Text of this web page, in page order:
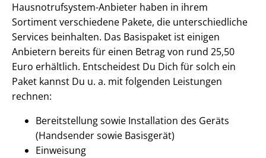
Hausnotrufsystem-Anbieter haben in ihrem
Sortiment verschiedene Pakete, die unterschiedliche
Services beinhalten. Das Basispaket ist einigen
Anbietern bereits für einen Betrag von rund 25,50
Euro erhältlich. Entscheidest Du Dich für solch ein
Paket kannst Du u. a. mit folgenden Leistungen
rechnen:
Bereitstellung sowie Installation des Geräts
(Handsender sowie Basisgerät)
Einweisung